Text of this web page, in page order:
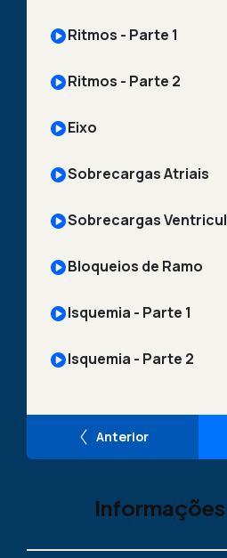
Ritmos - Parte 1
Ritmos - Parte 2
Eixo
Sobrecargas Atriais
Sobrecargas
Bloqueios de Ramo
Isquemia - Parte 1
Isquemia - Parte 2
Anterior
Informações